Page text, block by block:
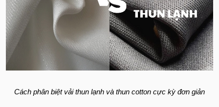
Cách phân biệt vải thun lạnh và thun cotton cực kỳ đơn giản